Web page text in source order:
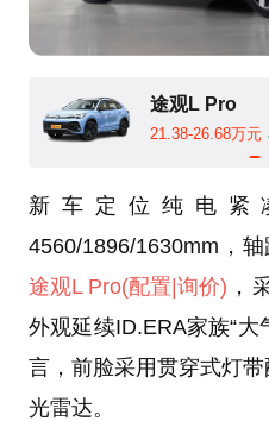
途观L Pro
21.38-26.68万元
新车定位纯电紧
4560/1896/1630mm，
途观L Pro(配置|询价) ，
外观延续ID.ERA家族“大
言，前脸采用贯穿式灯
光雷达。